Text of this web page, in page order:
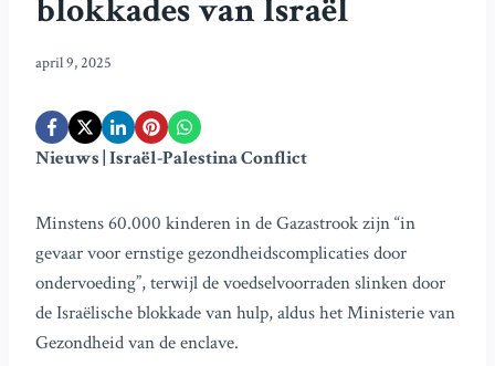
blokkades van Israël
april 9, 2025
Nieuws | Israël-Palestina Conflict
Minstens 60.000 kinderen in de Gazastrook zijn “in
gevaar voor ernstige gezondheidscomplicaties door
ondervoeding”, terwijl de voedselvoorraden slinken door
de Israëlische blokkade van hulp, aldus het Ministerie van
Gezondheid van de enclave.